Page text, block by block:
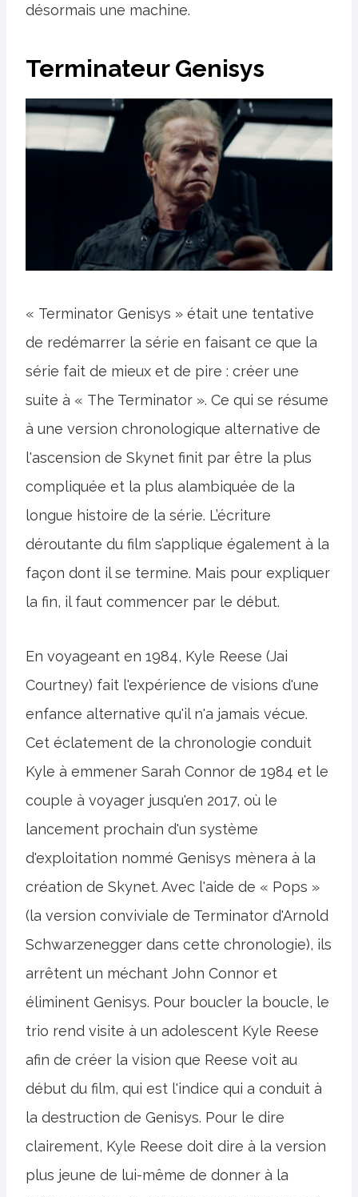
désormais une machine.
Terminateur Genisys
« Terminator Genisys » était une tentative
de redémarrer la série en faisant ce que la
série fait de mieux et de pire : créer une
suite à « The Terminator ». Ce qui se résume
à une version chronologique alternative de
l'ascension de Skynet finit par être la plus
compliquée et la plus alambiquée de la
longue histoire de la série. L’écriture
déroutante du film s’applique également à la
façon dont il se termine. Mais pour expliquer
la fin, il faut commencer par le début.
En voyageant en 1984, Kyle Reese (Jai
Courtney) fait l'expérience de visions d'une
enfance alternative qu'il n'a jamais vécue.
Cet éclatement de la chronologie conduit
Kyle à emmener Sarah Connor de 1984 et le
couple à voyager jusqu'en 2017, où le
lancement prochain d'un système
d'exploitation nommé Genisys mènera à la
création de Skynet. Avec l'aide de « Pops »
(la version conviviale de Terminator d'Arnold
Schwarzenegger dans cette chronologie), ils
arrêtent un méchant John Connor et
éliminent Genisys. Pour boucler la boucle, le
trio rend visite à un adolescent Kyle Reese
afin de créer la vision que Reese voit au
début du film, qui est l'indice qui a conduit à
la destruction de Genisys. Pour le dire
clairement, Kyle Reese doit dire à la version
plus jeune de lui-même de donner à la